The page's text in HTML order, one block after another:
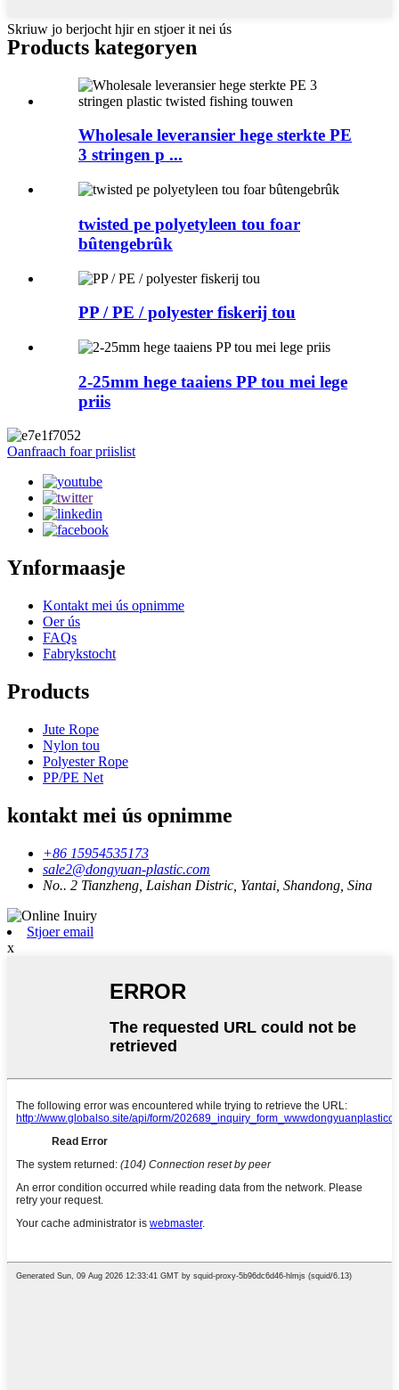
Skriuw jo berjocht hjir en stjoer it nei ús
Products kategoryen
Wholesale leveransier hege sterkte PE
3 stringen p ...
twisted pe polyetyleen tou foar
bûtengebrûk
PP / PE / polyester fiskerij tou
2-25mm hege taaiens PP tou mei lege
priis
Oanfraach foar priislist
Ynformaasje
Kontakt mei ús opnimme
Oer ús
FAQs
Fabrykstocht
Products
Jute Rope
Nylon tou
Polyester Rope
PP/PE Net
kontakt mei ús opnimme
+86 15954535173
sale2@dongyuan-plastic.com
No.. 2 Tianzheng, Laishan Distric, Yantai, Shandong, Sina
Stjoer email
x